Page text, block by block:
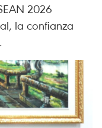
2026
la confianza